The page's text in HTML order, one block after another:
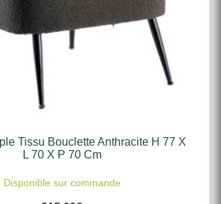
Tissu Bouclette Anthracite H 77 X
L 70 X P 70 Cm
Disponible sur commande